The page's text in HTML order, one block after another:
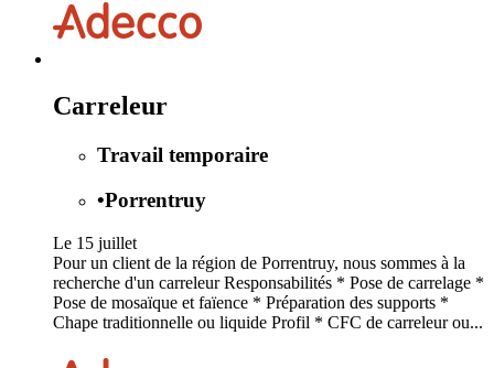
Carreleur
Travail temporaire
•Porrentruy
Le 15 juillet
Pour un client de la région de Porrentruy, nous sommes à la
recherche d'un carreleur Responsabilités * Pose de carrelage *
Pose de mosaïque et faïence * Préparation des supports *
Chape traditionnelle ou liquide Profil * CFC de carreleur ou...